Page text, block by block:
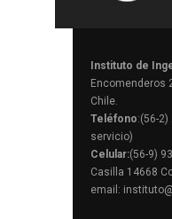
Instituto de
Encomenderos
Chile.
Teléfono:(56-
servicio)
Celular:(56-9)
Casilla 14668
email: